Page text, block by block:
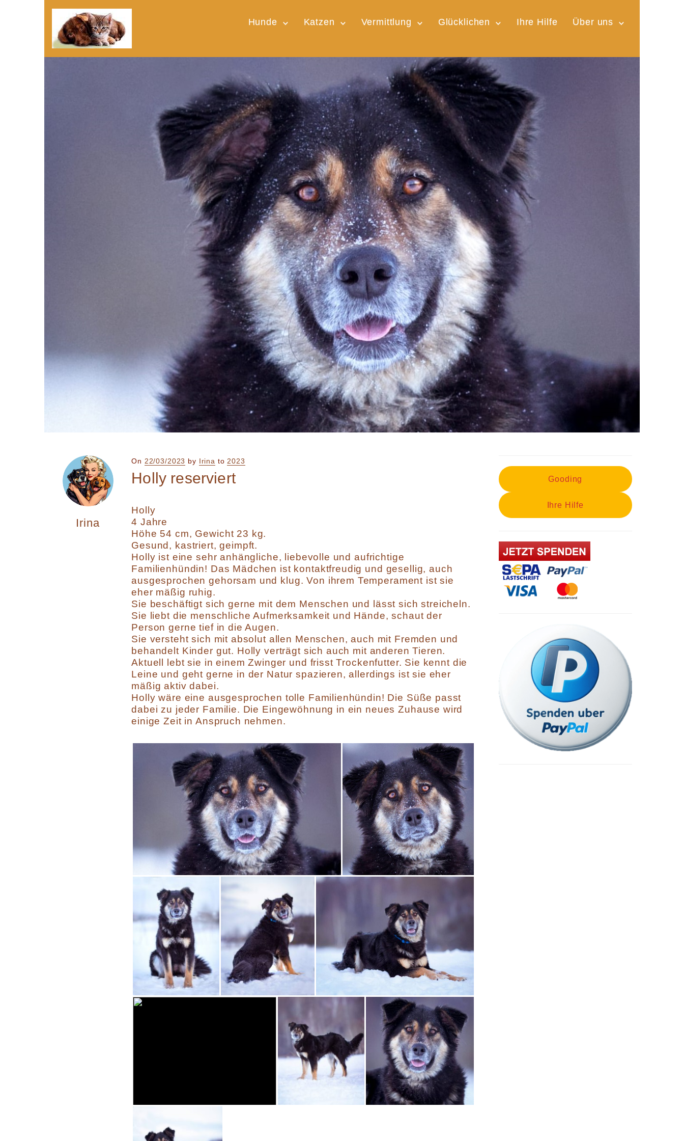
Hunde Katzen Vermittlung Glücklichen Ihre Hilfe Über uns
Irina
On Posted
on
22/03/2023 by Irina to2023
Holly reserviert
Holly
4 Jahre
Höhe 54 cm, Gewicht 23 kg.
Gesund, kastriert, geimpft.
Holly ist eine sehr anhängliche, liebevolle und aufrichtige
Familienhündin! Das Mädchen ist kontaktfreudig und gesellig, auch
ausgesprochen gehorsam und klug. Von ihrem Temperament ist sie
eher mäßig ruhig.
Sie beschäftigt sich gerne mit dem Menschen und lässt sich streicheln.
Sie liebt die menschliche Aufmerksamkeit und Hände, schaut der
Person gerne tief in die Augen.
Sie versteht sich mit absolut allen Menschen, auch mit Fremden und
behandelt Kinder gut. Holly verträgt sich auch mit anderen Tieren.
Aktuell lebt sie in einem Zwinger und frisst Trockenfutter. Sie kennt die
Leine und geht gerne in der Natur spazieren, allerdings ist sie eher
mäßig aktiv dabei.
Holly wäre eine ausgesprochen tolle Familienhündin! Die Süße passt
dabei zu jeder Familie. Die Eingewöhnung in ein neues Zuhause wird
einige Zeit in Anspruch nehmen.
Gooding
Ihre Hilfe